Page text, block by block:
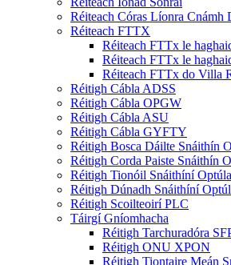
Réiteach Córas Líonra Cnámh
Réiteach FTTX
Réiteach FTTx le
Réiteach FTTx le
Réiteach FTTx do Villa
Réitigh Cábla ADSS
Réitigh Cábla OPGW
Réitigh Cábla ASU
Réitigh Cábla GYFTY
Réitigh Bosca Dáilte Snáithín
Réitigh Corda Paiste Snáithín
Réitigh Tionóil Snáithíní Optúla
Réitigh Dúnadh Snáithíní
Réitigh Scoilteoirí PLC
Táirgí Gníomhacha
Réitigh Tarchuradóra
Réitigh ONU XPON
Réitigh Tiontaire Meán